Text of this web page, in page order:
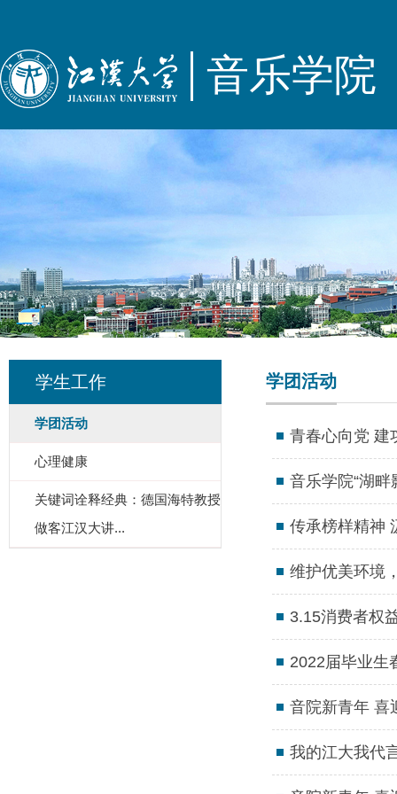
音乐学院
学生工作
学团活动
心理健康
关键词诠释经典：德国海特教授
做客江汉大讲...
学团活动
青春心向党
音乐学院“湖畔
传承榜样精神
维护优美环境
3.15消费者权
2022届毕业生
音院新青年 喜
我的江大我代